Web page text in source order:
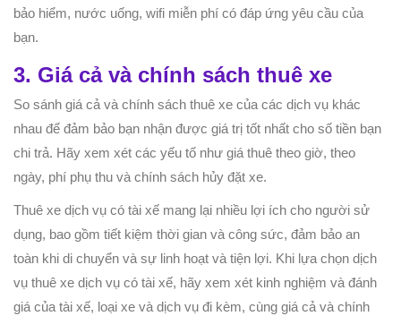
bảo hiểm, nước uống, wifi miễn phí có đáp ứng yêu cầu của
bạn.
3. Giá cả và chính sách thuê xe
So sánh giá cả và chính sách thuê xe của các dịch vụ khác
nhau để đảm bảo bạn nhận được giá trị tốt nhất cho số tiền bạn
chi trả. Hãy xem xét các yếu tố như giá thuê theo giờ, theo
ngày, phí phụ thu và chính sách hủy đặt xe.
Thuê xe dịch vụ có tài xế mang lại nhiều lợi ích cho người sử
dụng, bao gồm tiết kiệm thời gian và công sức, đảm bảo an
toàn khi di chuyển và sự linh hoạt và tiện lợi. Khi lựa chọn dịch
vụ thuê xe dịch vụ có tài xế, hãy xem xét kinh nghiệm và đánh
giá của tài xế, loại xe và dịch vụ đi kèm, cùng giá cả và chính